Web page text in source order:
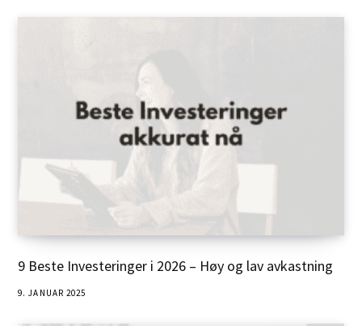
9 Beste Investeringer i 2026 – Høy og lav avkastning
9. JANUAR 2025